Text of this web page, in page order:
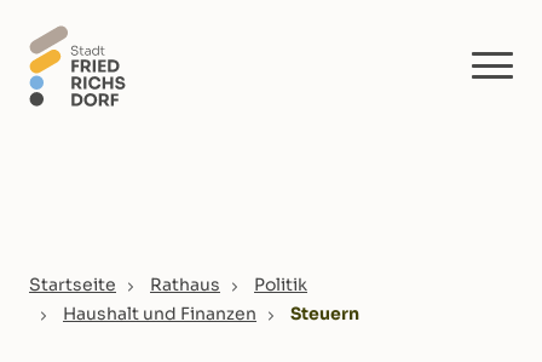
You are here:
Startseite Rathaus
Politik
Haushalt und Finanzen
Steuern